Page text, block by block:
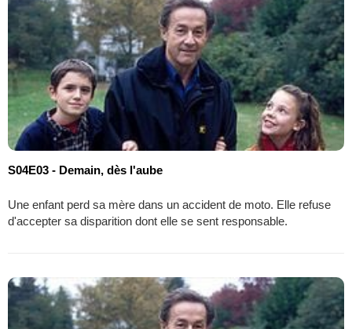
S04E03 - Demain, dès l'aube
Une enfant perd sa mère dans un accident de moto. Elle refuse
d'accepter sa disparition dont elle se sent responsable.